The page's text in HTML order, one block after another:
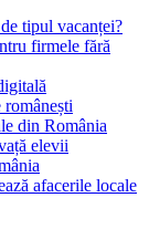
tipul vacanței?
firmele fără
din România
elevii
afacerile locale